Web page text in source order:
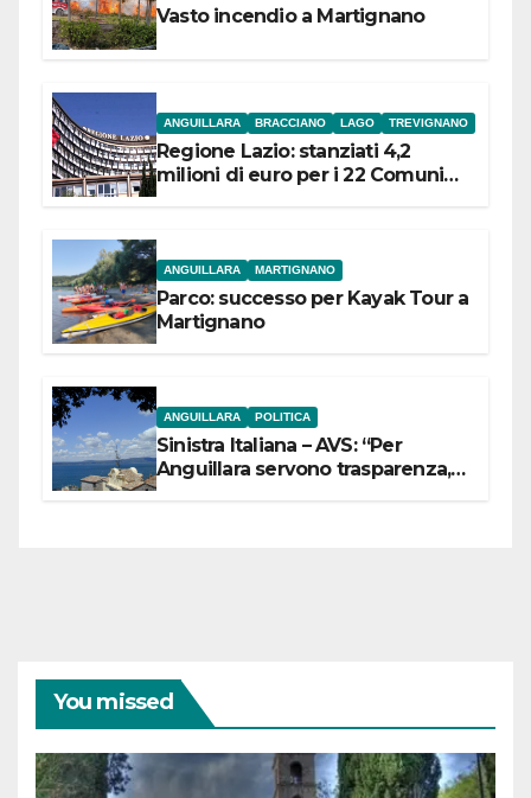
Vasto incendio a Martignano
ANGUILLARA BRACCIANO LAGO TREVIGNANO
Regione Lazio: stanziati 4,2
milioni di euro per i 22 Comuni
ANGUILLARA MARTIGNANO
Parco: successo per Kayak Tour a
Martignano
ANGUILLARA POLITICA
Sinistra Italiana – AVS: “Per
Anguillara servono trasparenza,
You missed